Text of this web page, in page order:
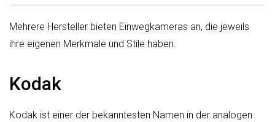
Mehrere Hersteller bieten Einwegkameras an, die jeweils
ihre eigenen Merkmale und Stile haben.
Kodak
Kodak ist einer der bekanntesten Namen in der analogen